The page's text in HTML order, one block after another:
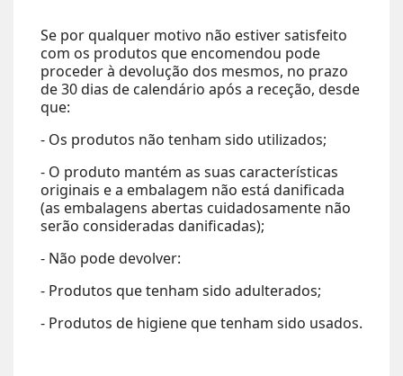
Se por qualquer motivo não estiver satisfeito
com os produtos que encomendou pode
proceder à devolução dos mesmos, no prazo
de 30 dias de calendário após a receção, desde
que:
- Os produtos não tenham sido utilizados;
- O produto mantém as suas características
originais e a embalagem não está danificada
(as embalagens abertas cuidadosamente não
serão consideradas danificadas);
- Não pode devolver:
- Produtos que tenham sido adulterados;
- Produtos de higiene que tenham sido usados.